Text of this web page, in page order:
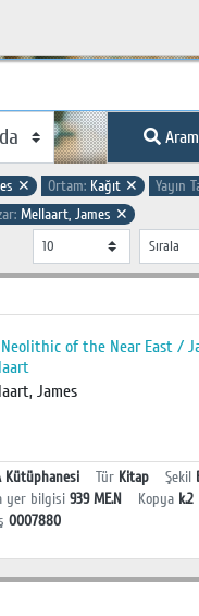
✕ Ortam: Kağıt ✕ Yayın
Mellaart, James ✕
of the Near East /
James
Kütüphanesi Tür Kitap Şekil
yer bilgisi 939 ME.N Kopya k.2
0007880